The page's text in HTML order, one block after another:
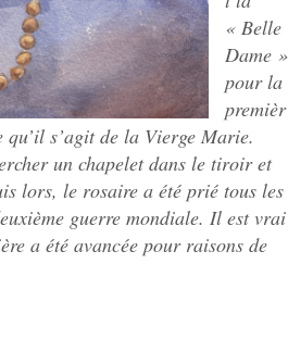
« Belle
Dame »
pour la
premièr
s’agit de la Vierge Marie.
un chapelet dans le tiroir et
lors, le rosaire a été prié tous les
guerre mondiale. Il est vrai
a été avancée pour raisons de